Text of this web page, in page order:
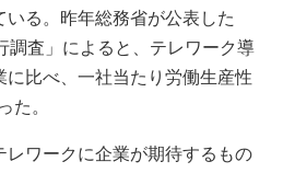
る。昨年総務省が公表した
調査」によると、テレワーク導
に比べ、一社当たり労働生産性
た。
ワークに企業が期待するもの